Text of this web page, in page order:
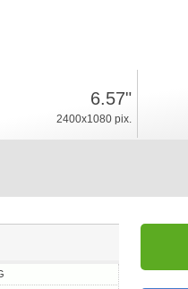
6.57"
2400x1080 pix.